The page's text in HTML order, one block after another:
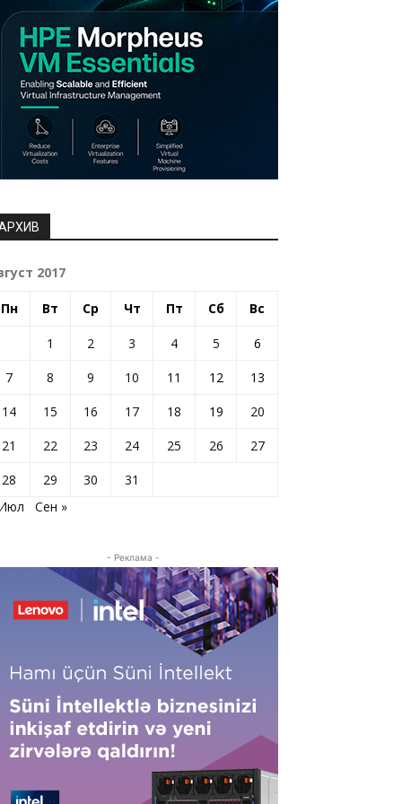
2017
Пн Вт Ср Чт Пт Сб Вс
1 2 3 4 5
6
7
8 9 10 11 12
13
14
15 16 17 18 19
20
21
22 23 24 25 26
27
28
29 30
31
Сен »
- Реклама -